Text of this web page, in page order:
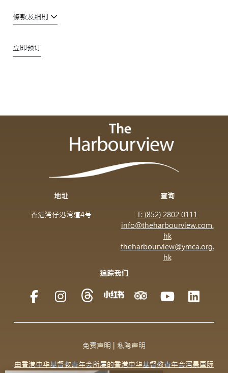
條款及細則
立即预订
地址
香港湾仔港湾道4号
查询
T: (852) 2802 0111
info@theharbourview.com.
hk
theharbourview@ymca.org.
hk
追踪我们
免责声明 私隐声明
由香港中华基督教青年会所属的香港中华基督教青年会湾景国际